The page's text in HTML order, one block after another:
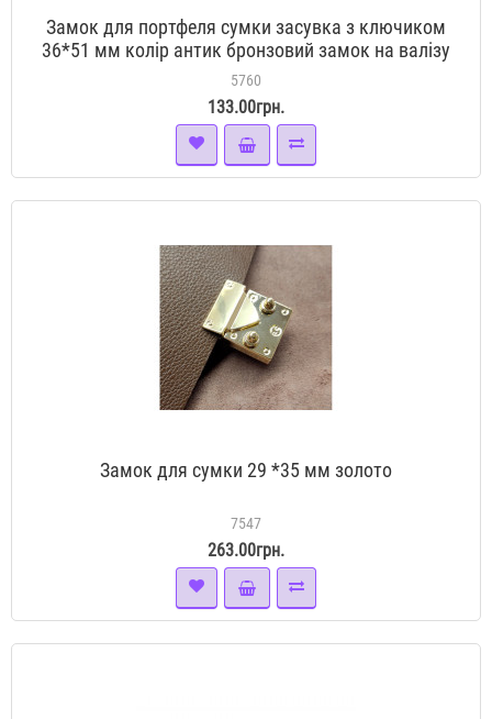
Замок для портфеля сумки засувка з ключиком
36*51 мм колір антик бронзовий замок на валізу
5760
133.00грн.
Замок для сумки 29 *35 мм золото
7547
263.00грн.